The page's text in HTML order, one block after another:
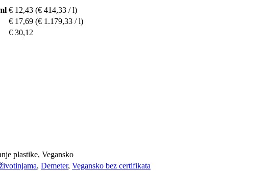
€ 12,43 (€ 414,33 / l)
€ 17,69 (€ 1.179,33 / l)
€ 30,12
plastike, Vegansko
, Demeter, Vegansko bez certifikata